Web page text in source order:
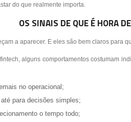
do que realmente importa.
OS SINAIS DE QUE É HORA
a aparecer. E eles são bem claros para
alguns comportamentos costumam
no operacional;
para decisões simples;
o tempo todo;